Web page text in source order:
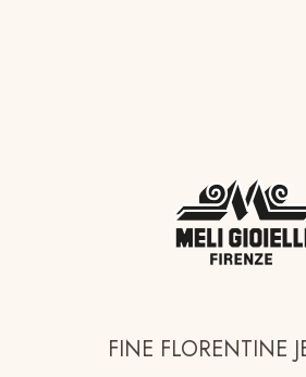
FINE FLORENTINE